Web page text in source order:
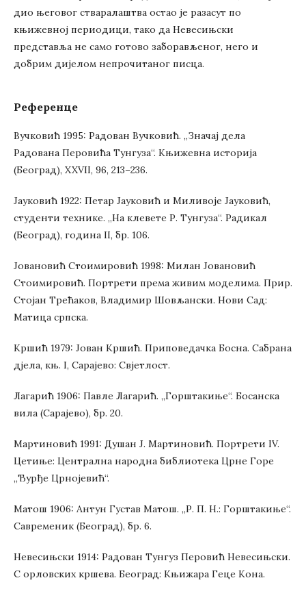
дио његовог стваралаштва остао је разасут по
књижевној периодици, тако да Невесињски
представља не само готово заборављеног, него и
добрим дијелом непрочитаног писца.
Референце
Вучковић 1995: Радован Вучковић. „Значај дела
Радована Перовића Тунгуза“. Књижевна историја
(Београд), XXVII, 96, 213–236.
Јауковић 1922: Петар Јауковић и Миливоје Јауковић,
студенти технике. „На клевете Р. Тунгуза“. Радикал
(Београд), година II, бр. 106.
Јовановић Стоимировић 1998: Милан Јовановић
Стоимировић. Портрети према живим моделима. Прир.
Стојан Трећаков, Владимир Шовљански. Нови Сад:
Матица српска.
Кршић 1979: Јован Кршић. Приповедачка Босна. Сабрана
дјела, књ. I, Сарајево: Свјетлост.
Лагарић 1906: Павле Лагарић. „Горштакиње“. Босанска
вила (Сарајево), бр. 20.
Мартиновић 1991: Душан Ј. Мартиновић. Портрети IV.
Цетиње: Централна народна библиотека Црне Горе
„Ђурђе Црнојевић“.
Матош 1906: Антун Густав Матош. „Р. П. Н.: Горштакиње“.
Савременик (Београд), бр. 6.
Невесињски 1914: Радован Тунгуз Перовић Невесињски.
С орловских кршева. Београд: Књижара Геце Кона.